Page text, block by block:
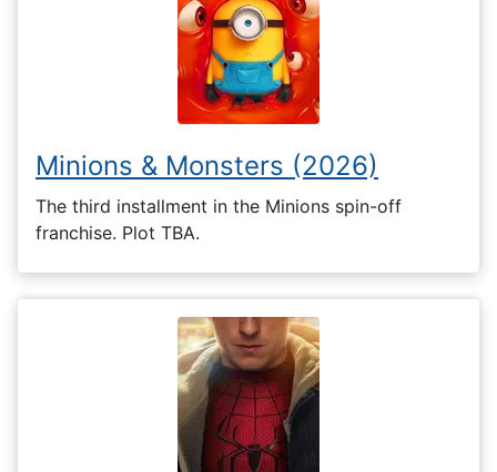
Minions & Monsters (2026)
The third installment in the Minions spin-off
franchise. Plot TBA.